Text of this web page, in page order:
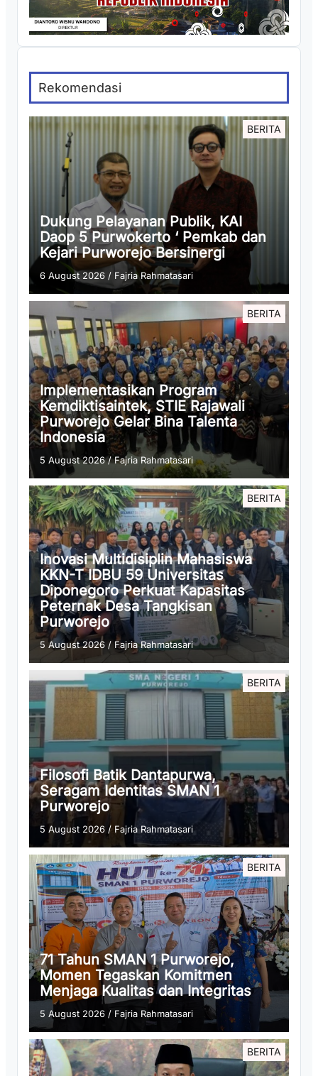
Rekomendasi
BERITA
Dukung Pelayanan Publik, KAI
Daop 5 Purwokerto ‘ Pemkab dan
Kejari Purworejo Bersinergi
6 August 2026 / Fajria Rahmatasari
BERITA
Implementasikan Program
Kemdiktisaintek, STIE Rajawali
Purworejo Gelar Bina Talenta
Indonesia
5 August 2026/Fajria Rahmatasari
BERITA
Inovasi Multidisiplin Mahasiswa
KKN-T IDBU 59 Universitas
Diponegoro Perkuat Kapasitas
Peternak Desa Tangkisan
Purworejo
5 August 2026 /Fajria Rahmatasari
BERITA
Filosofi Batik Dantapurwa,
Seragam Identitas SMAN 1
Purworejo
5 August 2026 / Fajria Rahmatasari
BERITA
71 Tahun SMAN 1 Purworejo,
Momen Tegaskan Komitmen
Menjaga Kualitas dan Integritas
5 August 2026 / Fajria Rahmatasari
BERITA